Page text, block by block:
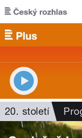
Přejít k hlavnímu
20. století